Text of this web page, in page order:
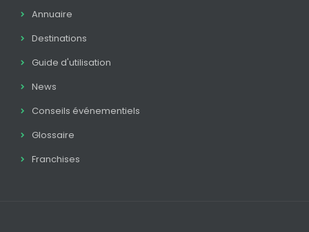
Annuaire
Destinations
Guide d'utilisation
News
Conseils événementiels
Glossaire
Franchises